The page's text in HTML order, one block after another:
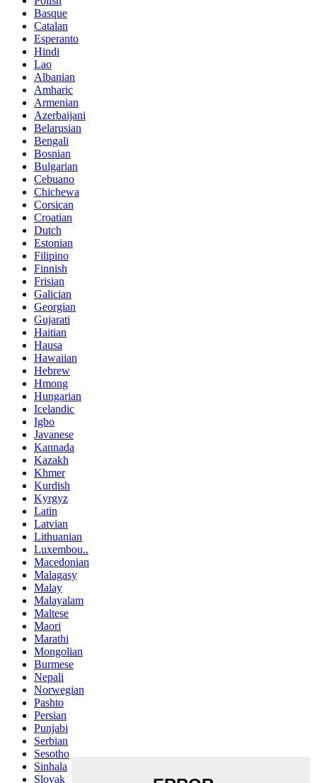
Basque
Catalan
Esperanto
Hindi
Lao
Albanian
Amharic
Armenian
Azerbaijani
Belarusian
Bengali
Bosnian
Bulgarian
Cebuano
Chichewa
Corsican
Croatian
Dutch
Estonian
Filipino
Finnish
Frisian
Galician
Georgian
Gujarati
Haitian
Hausa
Hawaiian
Hebrew
Hmong
Hungarian
Icelandic
Igbo
Javanese
Kannada
Kazakh
Khmer
Kurdish
Kyrgyz
Latin
Latvian
Lithuanian
Luxembou..
Macedonian
Malagasy
Malay
Malayalam
Maltese
Maori
Marathi
Mongolian
Burmese
Nepali
Norwegian
Pashto
Persian
Punjabi
Serbian
Sesotho
Sinhala
Slovak